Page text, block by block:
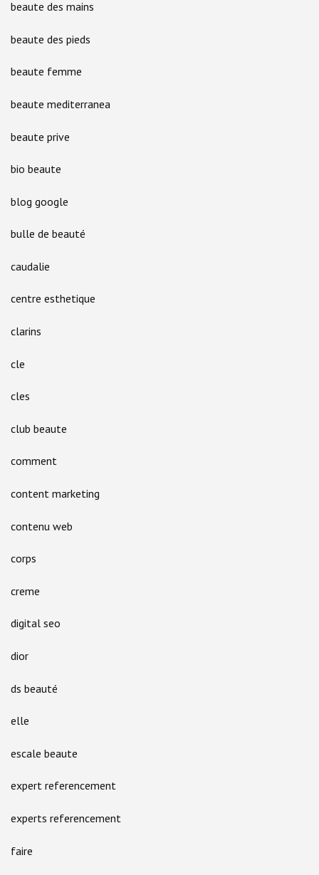
beaute des mains
beaute des pieds
beaute femme
beaute mediterranea
beaute prive
bio beaute
blog google
bulle de beauté
caudalie
centre esthetique
clarins
cle
cles
club beaute
comment
content marketing
contenu web
corps
creme
digital seo
dior
ds beauté
elle
escale beaute
expert referencement
experts referencement
faire